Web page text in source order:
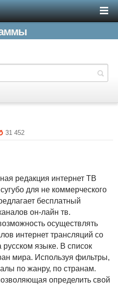
31 452
редакция интернет ТВ
для не коммерческого
бесплатный
он-лайн тв.
осуществлять
интернет трансляций со
языке. В список
мира. Используя фильтры,
по жанру, по странам.
определить свой